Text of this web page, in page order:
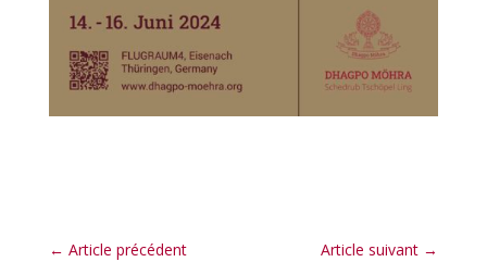
← Article précédent Article suivant →